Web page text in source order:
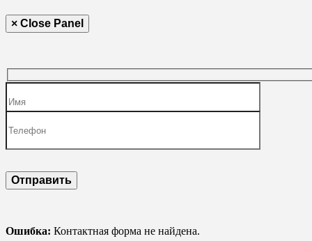
× Close Panel
Ошибка: Контактная форма не найдена.